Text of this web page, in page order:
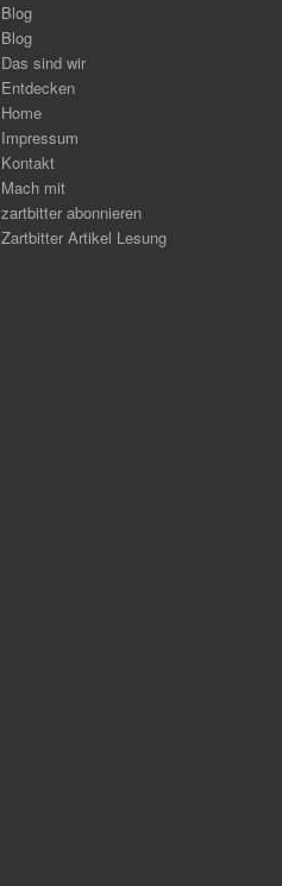
Blog
Blog
Das sind wir
Entdecken
Home
Impressum
Kontakt
Mach mit
zartbitter abonnieren
Zartbitter Artikel Lesung